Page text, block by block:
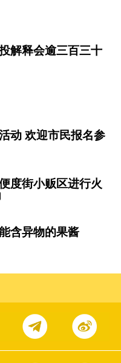
解释会逾三百三十
动 欢迎市民报名参
度街小贩区进行火
含异物的果酱